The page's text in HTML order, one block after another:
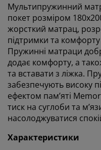
Мультипружинний
покет розміром
жорсткий матрац,
підтримки та комфорту
Пружинні матраци
додає комфорту, а
та вставати з ліжка.
забезпечують високу
ефектом пам’яті
тиск на суглоби та
насолоджуватися
Характеристики